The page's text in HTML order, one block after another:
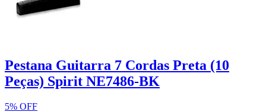
Pestana Guitarra 7 Cordas Preta (10
Peças) Spirit NE7486-BK
5% OFF